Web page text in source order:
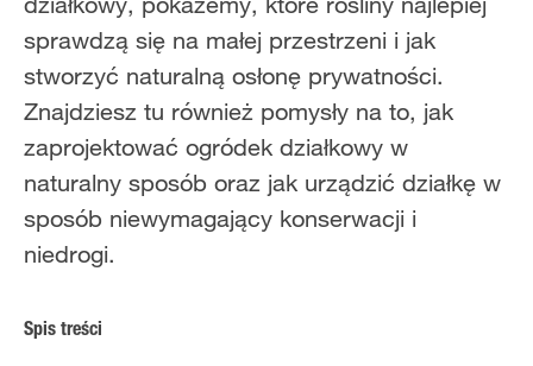
sprawdzą się na małej przestrzeni i jak
stworzyć naturalną osłonę prywatności.
Znajdziesz tu również pomysły na to, jak
zaprojektować ogródek działkowy w
naturalny sposób oraz jak urządzić działkę w
sposób niewymagający konserwacji i
niedrogi.
Spis treści